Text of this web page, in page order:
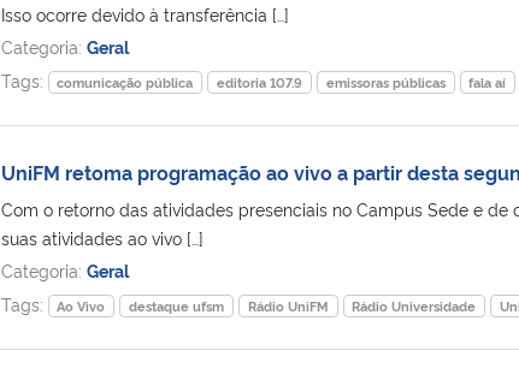
Isso ocorre devido à transferência […]
Categoria: Geral
Tags:
comunicação pública editoria 107.9 emissoras públicas fala aí
UniFM retoma programação ao vivo a partir desta
Com o retorno das atividades presenciais no Campus Sede e de
suas atividades ao vivo […]
Categoria: Geral
Tags:
Ao Vivo destaque ufsm Rádio UniFM Rádio Universidade